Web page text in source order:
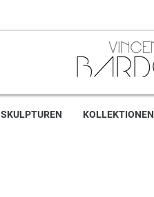
SKULPTUREN KOLLEKTIONEN